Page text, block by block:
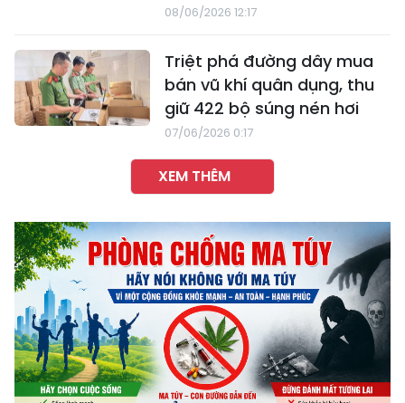
08/06/2026 12:17
Triệt phá đường dây mua
bán vũ khí quân dụng, thu
giữ 422 bộ súng nén hơi
07/06/2026 0:17
XEM THÊM